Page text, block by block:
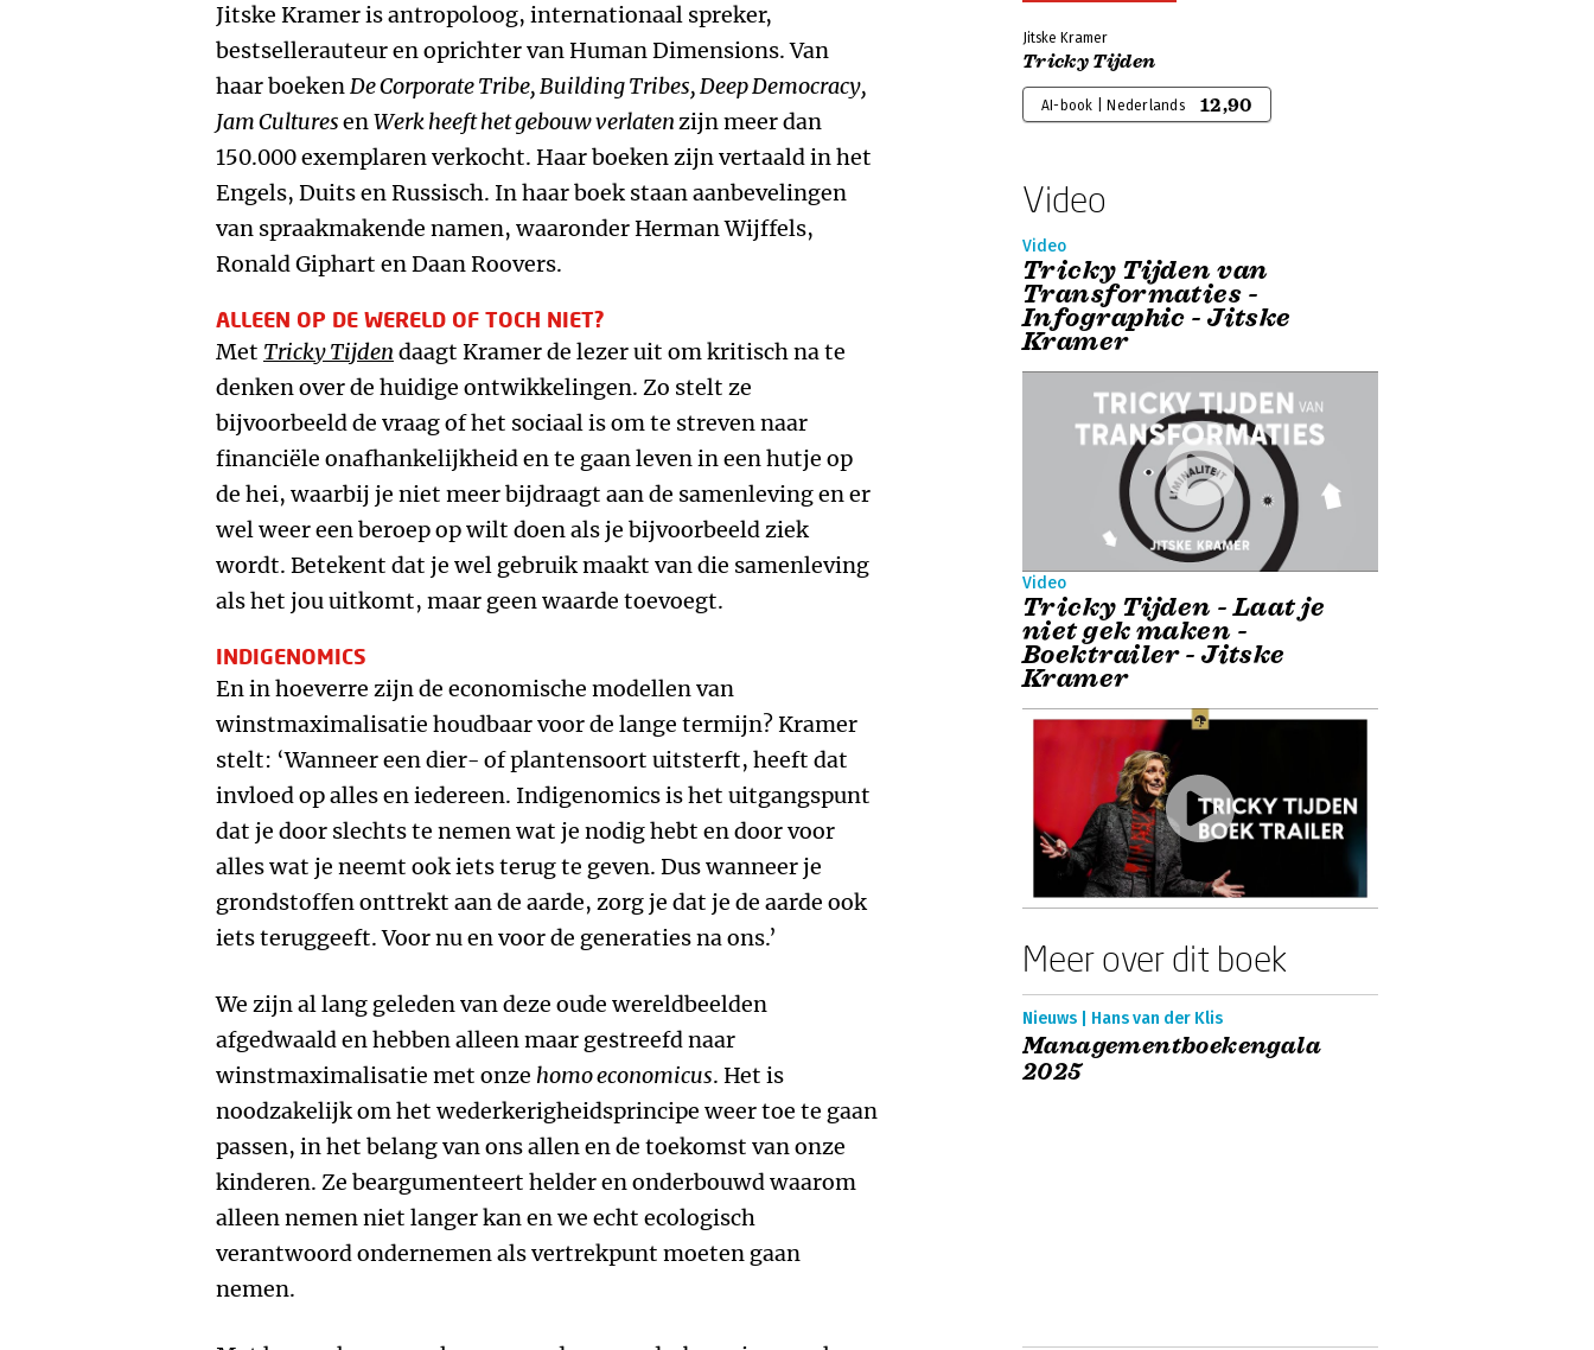
Jitske Kramer is antropoloog, internationaal spreker,
bestsellerauteur en oprichter van Human Dimensions. Van
haar boekenDe Corporate Tribe, Building Tribes, Deep Democracy,
Jam CulturesenWerk heeft het gebouw verlatenzijn meer dan
150.000 exemplaren verkocht. Haar boeken zijn vertaald in het
Engels, Duits en Russisch. In haar boek staan aanbevelingen
van spraakmakende namen, waaronder Herman Wijffels,
Ronald Giphart en Daan Roovers.
ALLEEN OP DE WERELD OF TOCH NIET?
Met Tricky Tijden daagt Kramer de lezer uit om kritisch na te
denken over de huidige ontwikkelingen. Zo stelt ze
bijvoorbeeld de vraag of het sociaal is om te streven naar
financiële onafhankelijkheid en te gaan leven in een hutje op
de hei, waarbij je niet meer bijdraagt aan de samenleving en er
wel weer een beroep op wilt doen als je bijvoorbeeld ziek
wordt. Betekent dat je wel gebruik maakt van die samenleving
als het jou uitkomt, maar geen waarde toevoegt.
INDIGENOMICS
En in hoeverre zijn de economische modellen van
winstmaximalisatie houdbaar voor de lange termijn? Kramer
stelt: ‘Wanneer een dier- of plantensoort uitsterft, heeft dat
invloed op alles en iedereen. Indigenomics is het uitgangspunt
dat je door slechts te nemen wat je nodig hebt en door voor
alles wat je neemt ook iets terug te geven. Dus wanneer je
grondstoffen onttrekt aan de aarde, zorg je dat je de aarde ook
iets teruggeeft. Voor nu en voor de generaties na ons.’
We zijn al lang geleden van deze oude wereldbeelden
afgedwaald en hebben alleen maar gestreefd naar
winstmaximalisatie met onze homo economicus. Het is
noodzakelijk om het wederkerigheidsprincipe weer toe te gaan
passen, in het belang van ons allen en de toekomst van onze
kinderen. Ze beargumenteert helder en onderbouwd waarom
alleen nemen niet langer kan en we echt ecologisch
verantwoord ondernemen als vertrekpunt moeten gaan
nemen.
Jitske Kramer
Tricky Tijden
AI-book | Nederlands 12,90
Video
Video
Tricky Tijden van
Transformaties -
Infographic - Jitske
Kramer
Video
Tricky Tijden - Laat je
niet gek maken -
Boektrailer - Jitske
Kramer
Meer over dit boek
Nieuws | Hans van der Klis
Managementboekengala
2025